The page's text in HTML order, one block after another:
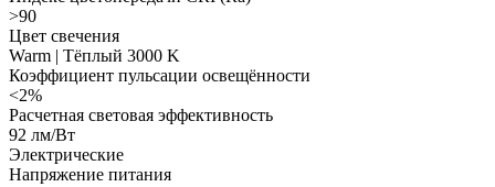
>90
Цвет свечения
Warm | Тёплый 3000 K
Коэффициент пульсации освещённости
<2%
Расчетная световая эффективность
92 лм/Вт
Электрические
Напряжение питания